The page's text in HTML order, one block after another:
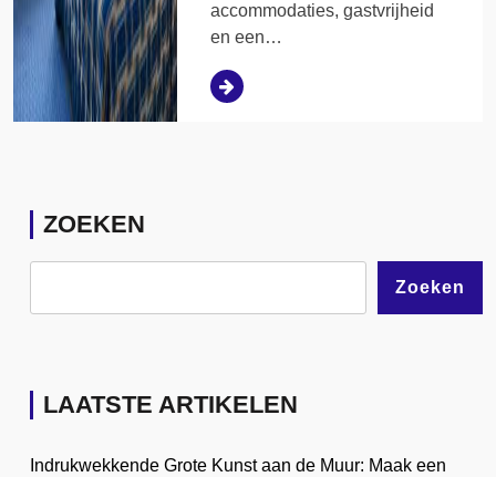
accommodaties, gastvrijheid
en een…
ZOEKEN
Zoeken
LAATSTE ARTIKELEN
Indrukwekkende Grote Kunst aan de Muur: Maak een